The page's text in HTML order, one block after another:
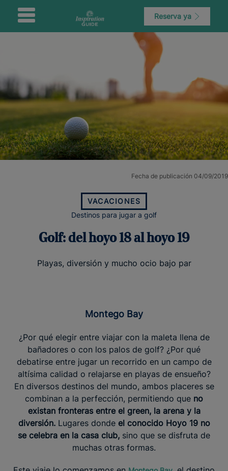
Reserva ya
Fecha de publicación 04/09/2019
VACACIONES
Destinos para jugar a golf
Golf: del hoyo 18 al hoyo 19
Playas, diversión y mucho ocio bajo par
Montego Bay
¿Por qué elegir entre viajar con la maleta llena de
bañadores o con los palos de golf? ¿Por qué
debatirse entre jugar un recorrido en un campo de
altísima calidad o relajarse en playas de ensueño?
En diversos destinos del mundo, ambos placeres se
combinan a la perfección, permitiendo que no
existan fronteras entre el green, la arena y la
diversión.Lugares donde el conocido Hoyo 19 no
se celebra en la casa club, sino que se disfruta de
muchas otras formas.